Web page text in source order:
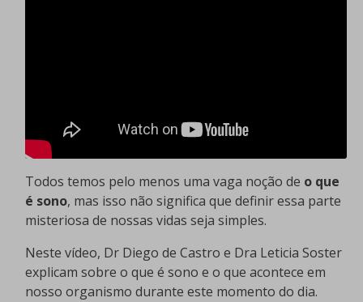
Todos temos pelo menos uma vaga noção de o que
é sono, mas isso não significa que definir essa parte
misteriosa de nossas vidas seja simples.
Neste vídeo, Dr Diego de Castro e Dra Leticia Soster
explicam sobre o que é sono e o que acontece em
nosso organismo durante este momento do dia.